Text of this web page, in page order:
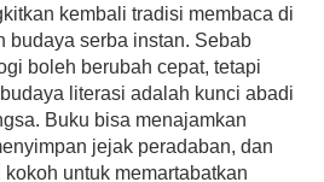
kembali tradisi membaca di
budaya serba instan. Sebab
boleh berubah cepat, tetapi
literasi adalah kunci abadi
Buku bisa menajamkan
jejak peradaban, dan
untuk memartabatkan